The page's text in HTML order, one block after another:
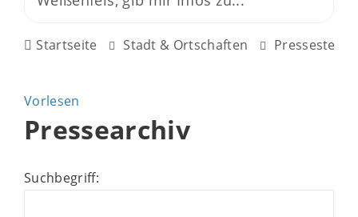
Startseite Stadt & Ortschaften Pressestelle
Vorlesen
Pressearchiv
Suchbegriff: